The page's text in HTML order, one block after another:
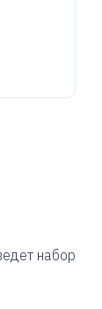
набор